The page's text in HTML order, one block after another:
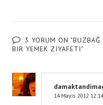
3 YORUM ON "BUZBAĞ
BIR YEMEK ZIYAFETI"
14 Mayıs 2012 12:14